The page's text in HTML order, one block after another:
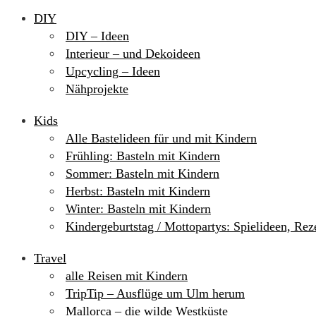
DIY
DIY – Ideen
Interieur – und Dekoideen
Upcycling – Ideen
Nähprojekte
Kids
Alle Bastelideen für und mit Kindern
Frühling: Basteln mit Kindern
Sommer: Basteln mit Kindern
Herbst: Basteln mit Kindern
Winter: Basteln mit Kindern
Kindergeburtstag / Mottopartys: Spielideen,
Travel
alle Reisen mit Kindern
TripTip – Ausflüge um Ulm herum
Mallorca – die wilde Westküste